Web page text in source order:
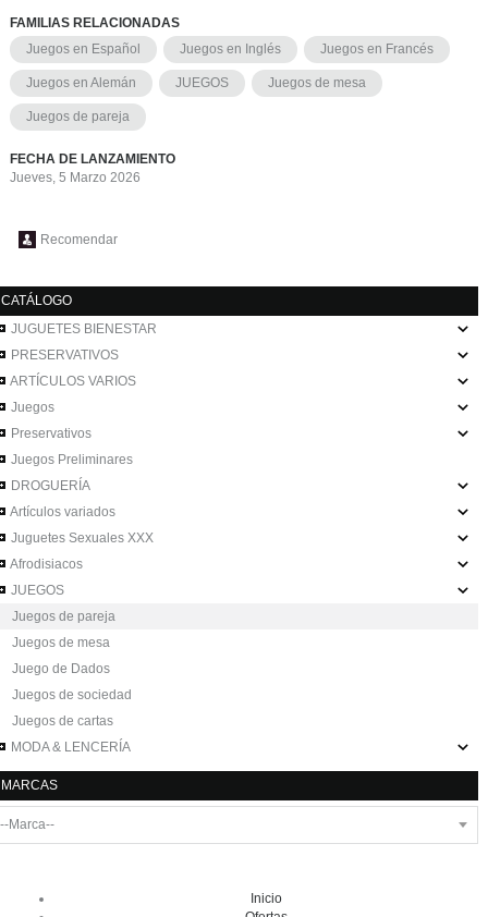
FAMILIAS RELACIONADAS
Juegos en Español
Juegos en Inglés Juegos en Francés
Juegos en Alemán JUEGOS Juegos de mesa
Juegos de pareja
FECHA DE LANZAMIENTO
Jueves, 5 Marzo 2026
Recomendar
CATÁLOGO
JUGUETES BIENESTAR
PRESERVATIVOS
ARTÍCULOS VARIOS
Juegos
Preservativos
Juegos Preliminares
DROGUERÍA
Artículos variados
Juguetes Sexuales XXX
Afrodisiacos
JUEGOS
Juegos de pareja
Juegos de mesa
Juego de Dados
Juegos de sociedad
Juegos de cartas
MODA & LENCERÍA
MARCAS
Inicio